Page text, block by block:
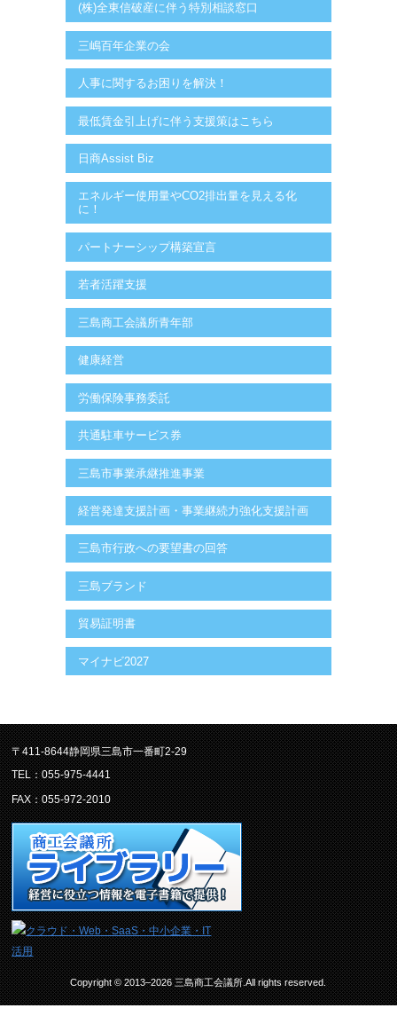
(株)全東信破産に伴う特別相談窓口
三嶋百年企業の会
人事に関するお困りを解決！
最低賃金引上げに伴う支援策はこちら
日商Assist Biz
エネルギー使用量やCO2排出量を見える化
に！
パートナーシップ構築宣言
若者活躍支援
三島商工会議所青年部
健康経営
労働保険事務委託
共通駐車サービス券
三島市事業承継推進事業
経営発達支援計画・事業継続力強化支援計画
三島市行政への要望書の回答
三島ブランド
貿易証明書
マイナビ2027
〒411-8644静岡県三島市一番町2-29
TEL：055-975-4441
FAX：055-972-2010
Copyright © 2013–2026 三島商工会議所.All rights reserved.